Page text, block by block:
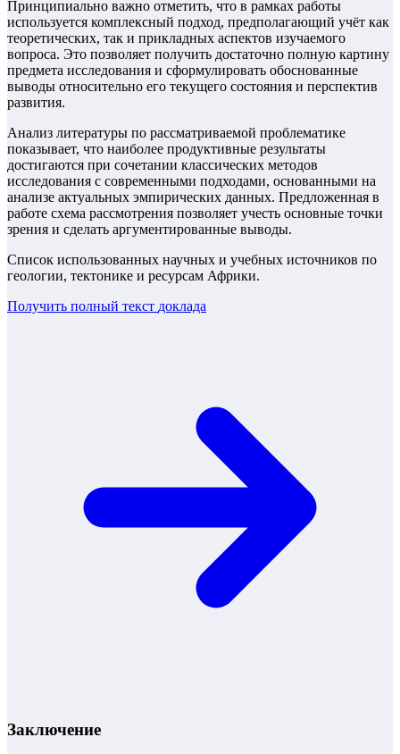
Принципиально важно отметить, что в рамках работы
используется комплексный подход, предполагающий учёт как
теоретических, так и прикладных аспектов изучаемого
вопроса. Это позволяет получить достаточно полную картину
предмета исследования и сформулировать обоснованные
выводы относительно его текущего состояния и перспектив
развития.
Анализ литературы по рассматриваемой проблематике
показывает, что наиболее продуктивные результаты
достигаются при сочетании классических методов
исследования с современными подходами, основанными на
анализе актуальных эмпирических данных. Предложенная в
работе схема рассмотрения позволяет учесть основные точки
зрения и сделать аргументированные выводы.
Список использованных научных и учебных источников по
геологии, тектонике и ресурсам Африки.
Получить полный текст доклада
Заключение